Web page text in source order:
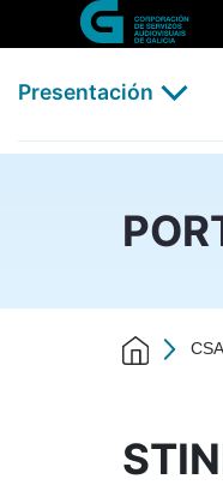
Skip to Main Content
STINKY
Presentación